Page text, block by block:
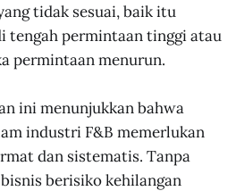
tidak sesuai, baik itu
tengah permintaan tinggi atau
permintaan menurun.
ini menunjukkan bahwa
industri F&B memerlukan
dan sistematis. Tanpa
berisiko kehilangan